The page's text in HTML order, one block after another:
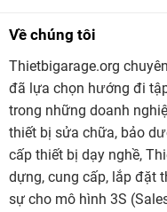
Về chúng tôi
Thietbigarage.org
đã lựa chọn hướng đi
trong những doanh
thiết bị sửa chữa, bảo
cấp thiết bị dạy nghề,
dựng, cung cấp, lắp đặt
sự cho mô hình 3S